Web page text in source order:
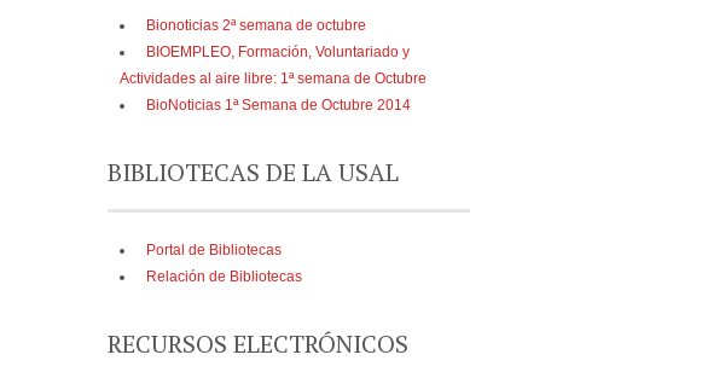
Bionoticias 2ª semana de octubre
BIOEMPLEO, Formación, Voluntariado y
Actividades al aire libre: 1ª semana de Octubre
BioNoticias 1ª Semana de Octubre 2014
BIBLIOTECAS DE LA USAL
Portal de Bibliotecas
Relación de Bibliotecas
RECURSOS ELECTRÓNICOS